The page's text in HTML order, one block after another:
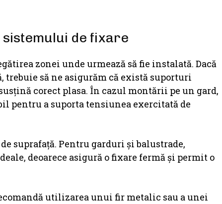
de fixare
zonei unde urmează să fie instalată. Dacă
trebuie să ne asigurăm că există suporturi
corect plasa. În cazul montării pe un gard,
pentru a suporta tensiunea exercitată de
suprafață. Pentru garduri și balustrade,
deoarece asigură o fixare fermă și permit o
utilizarea unui fir metalic sau a unei